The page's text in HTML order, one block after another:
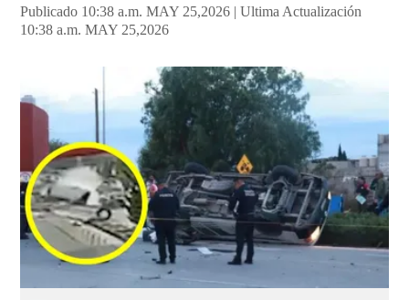
Publicado 10:38 a.m. MAY 25,2026 | Ultima Actualización
10:38 a.m. MAY 25,2026